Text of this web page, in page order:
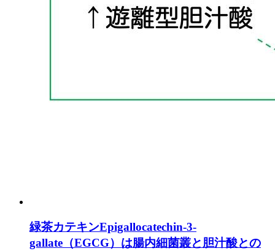
緑茶カテキンEpigallocatechin-3-
gallate（EGCG）は腸内細菌叢と胆汁酸との